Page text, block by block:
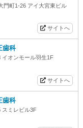
門町1-26 アイ大宮東ビル
サイトへ
歯科
イオンモール羽生1F
サイトへ
歯科
スミレビル3F